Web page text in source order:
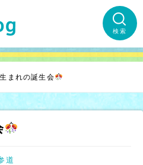
検索
まれの誕生会
道